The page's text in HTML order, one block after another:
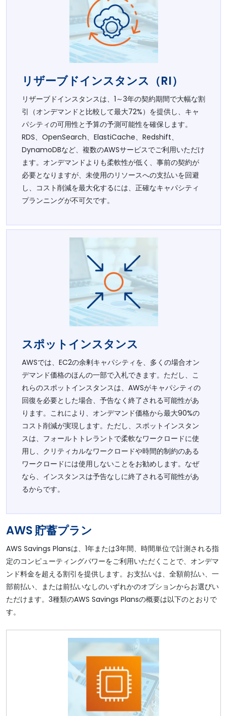
リザーブドインスタンス（RI）
リザーブドインスタンスは、1～3年の契約期間で大幅な割
引（オンデマンドと比較して最大72%）を提供し、キャ
パシティの可用性と予算の予測可能性を確保します。
RDS、OpenSearch、ElastiCache、Redshift、
DynamoDBなど、複数のAWSサービスでご利用いただけ
ます。オンデマンドよりも柔軟性が低く、事前の契約が
必要となりますが、未使用のリソースへの支払いを回避
し、コスト削減を最大化するには、正確なキャパシティ
プランニングが不可欠です。
スポットインスタンス
AWSでは、EC2の余剰キャパシティを、多くの場合オン
デマンド価格のほんの一部で入札できます。ただし、こ
れらのスポットインスタンスは、AWSがキャパシティの
回復を必要とした場合、予告なく終了される可能性があ
ります。これにより、オンデマンド価格から最大90%の
コスト削減が実現します。ただし、スポットインスタン
スは、フォールトトレラントで柔軟なワークロードに使
用し、クリティカルなワークロードや時間的制約のある
ワークロードには使用しないことをお勧めします。なぜ
なら、インスタンスは予告なしに終了される可能性があ
るからです。
AWS 貯蓄プラン
AWS Savings Plansは、1年または3年間、時間単位で計測される指
定のコンピューティングパワーをご利用いただくことで、オンデマ
ンド料金を超える割引を提供します。お支払いは、全額前払い、一
部前払い、または前払いなしのいずれかのオプションからお選びい
ただけます。3種類のAWS Savings Plansの概要は以下のとおりで
す。